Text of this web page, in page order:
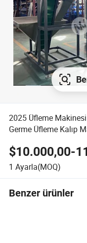
2025 Üfleme
Germe Üfleme Kalıp
$10.000,00-
1 Ayarla(MOQ)
Benzer ürünler